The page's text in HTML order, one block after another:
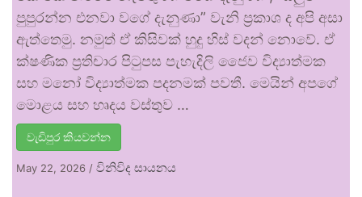
පුපුරන්න එනවා වගේ දැනුණා” වැනි ප්‍රකාශ ද අපි අසා
ඇත්තෙමු. නමුත් ඒ කිසිවක් හුදු හිස් වදන් නොවේ. ඒ
ක්ෂණික ප්‍රතිචාර පිටුපස පැහැදිලි ජෛව විද්‍යාත්මක
සහ මනෝ විද්‍යාත්මක පදනමක් පවතී. මෙයින් අපගේ
මොළය සහ හෘදය වස්තුව …
වැඩිපුර කියවන්න
May 22, 2026 / විනිවිද සායනය